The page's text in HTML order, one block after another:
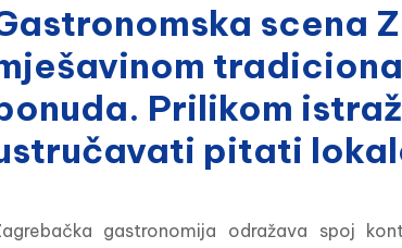
scena
Prilikom
pitati
gastronomija odražava spoj